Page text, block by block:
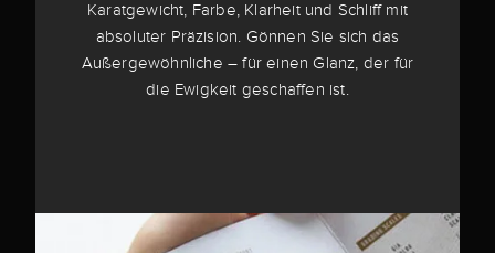
Karatgewicht, Farbe, Klarheit und Schliff mit
absoluter Präzision. Gönnen Sie sich das
Außergewöhnliche – für einen Glanz, der für
die Ewigkeit geschaffen ist.